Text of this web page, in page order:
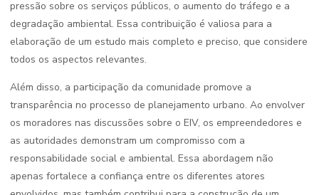
pressão sobre os serviços públicos, o aumento do tráfego e a
degradação ambiental. Essa contribuição é valiosa para a
elaboração de um estudo mais completo e preciso, que considere
todos os aspectos relevantes.
Além disso, a participação da comunidade promove a
transparência no processo de planejamento urbano. Ao envolver
os moradores nas discussões sobre o EIV, os empreendedores e
as autoridades demonstram um compromisso com a
responsabilidade social e ambiental. Essa abordagem não
apenas fortalece a confiança entre os diferentes atores